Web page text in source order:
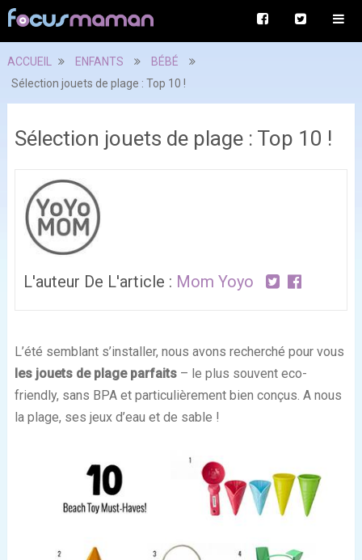
ACCUEIL ENFANTS
BÉBÉ
Sélection jouets de plage : Top 10 !
Sélection jouets de plage : Top 10 !
L'auteur De L'article : Mom Yoyo
L’été semblant s’installer, nous avons recherché pour vous
les jouets de plage parfaits– le plus souvent eco-
friendly, sans BPA et particulièrement bien conçus. A nous
la plage, ses jeux d’eau et de sable !